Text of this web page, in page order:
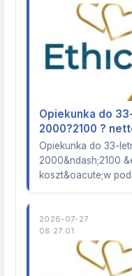
Opiekunka do
2000?2100 ?
Opiekunka do 33-
2000&ndash;2100
koszt&oacute;w
2026-07-27
08:27:01